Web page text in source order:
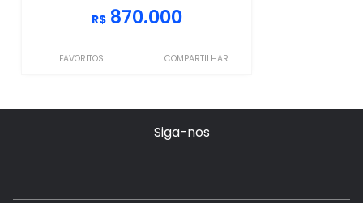
R$ 870.000
FAVORITOS COMPARTILHAR
Siga-nos